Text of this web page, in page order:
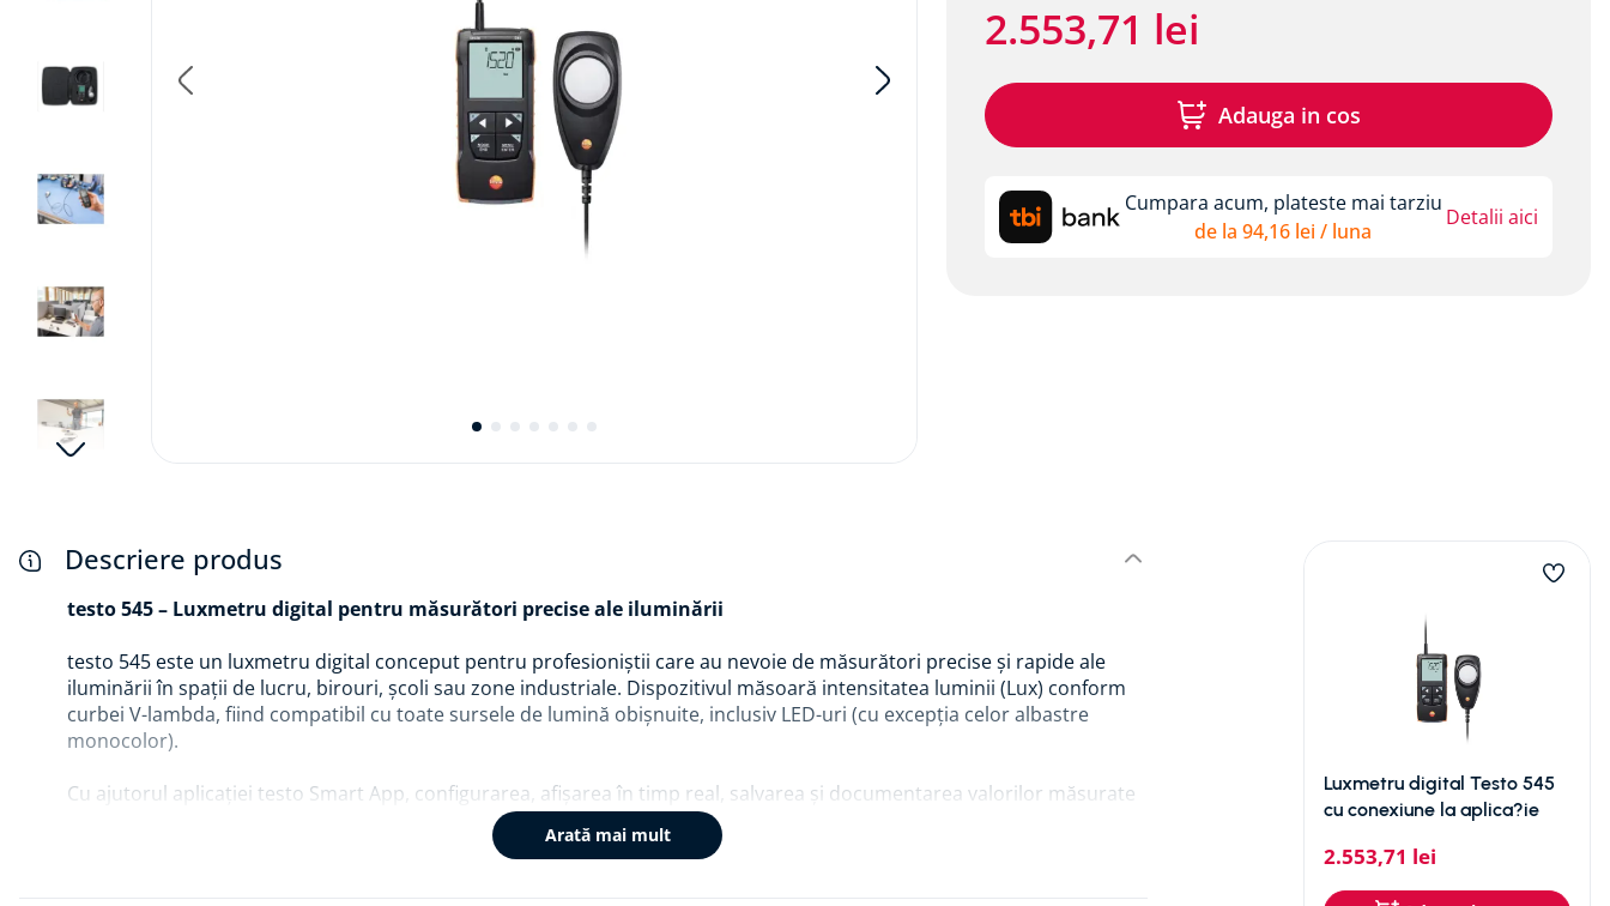
2.553,71 lei
Adauga in cos
Cumpara acum, plateste mai tarziu
de la 94,16 lei / luna
Detalii aici
Descriere produs
testo 545 – Luxmetru digital pentru măsurători precise ale iluminării
testo 545 este un luxmetru digital conceput pentru profesioniștii care au nevoie de măsurători precise și rapide ale
iluminării în spații de lucru, birouri, școli sau zone industriale. Dispozitivul măsoară intensitatea luminii (Lux) conform
curbei V-lambda, fiind compatibil cu toate sursele de lumină obișnuite, inclusiv LED-uri (cu excepția celor albastre
monocolor).
Cu ajutorul aplicației testo Smart App, configurarea, afișarea în timp real, salvarea și documentarea valorilor măsurate
devin simple și eficiente. Aplicația funcționează ca al doilea ecran și permite accesul rapid la date și grafice istorice.
Funcția de alarmă sonoră avertizează automat când sunt depășite valorile limită setate.
Arată mai mult
Luxmetru digital Testo 545
cu conexiune la aplica?ie
2.553,71 lei